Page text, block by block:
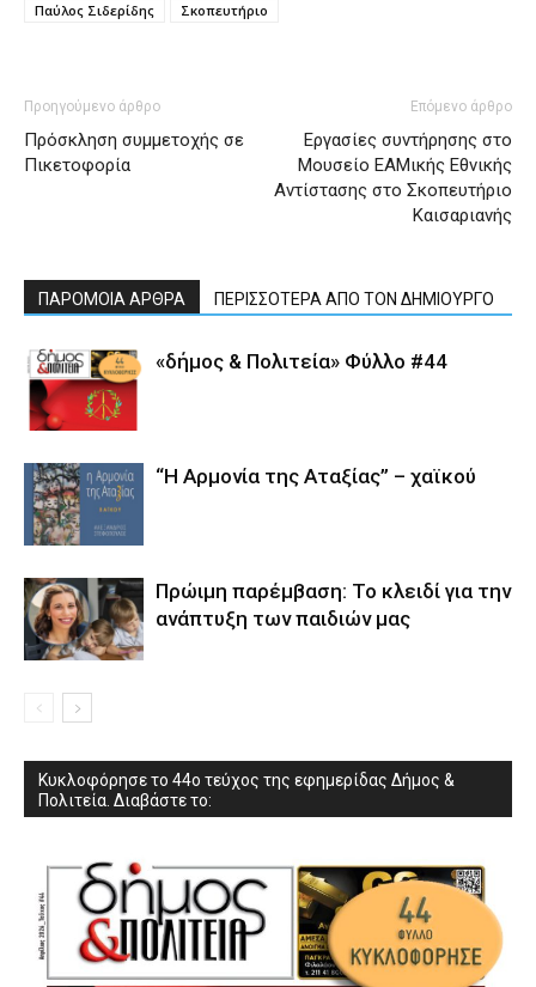
Παύλος Σιδερίδης
Σκοπευτήριο
Προηγούμενο άρθρο
Πρόσκληση συμμετοχής σε
Πικετοφορία
Επόμενο άρθρο
Εργασίες συντήρησης στο
Μουσείο ΕΑΜικής Εθνικής
Αντίστασης στο Σκοπευτήριο
Καισαριανής
ΠΑΡΟΜΟΙΑ ΑΡΘΡΑ ΠΕΡΙΣΣΟΤΕΡΑ ΑΠΟ ΤΟΝ ΔΗΜΙΟΥΡΓΟ
«δήμος & Πολιτεία» Φύλλο #44
“Η Αρμονία της Αταξίας” – χαϊκού
Πρώιμη παρέμβαση: Το κλειδί για την
ανάπτυξη των παιδιών µας
Κυκλοφόρησε το 44ο τεύχος της εφημερίδας Δήμος &
Πολιτεία. Διαβάστε το: